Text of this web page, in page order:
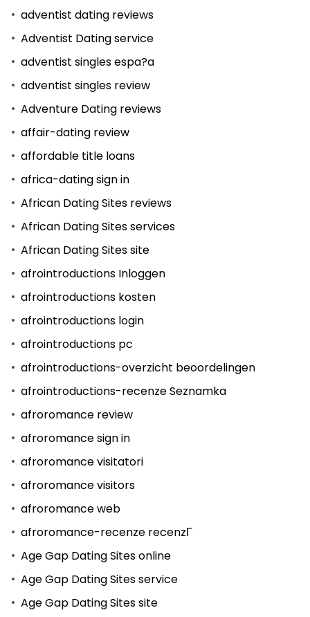
adventist dating reviews
Adventist Dating service
adventist singles espa?a
adventist singles review
Adventure Dating reviews
affair-dating review
affordable title loans
africa-dating sign in
African Dating Sites reviews
African Dating Sites services
African Dating Sites site
afrointroductions Inloggen
afrointroductions kosten
afrointroductions login
afrointroductions pc
afrointroductions-overzicht beoordelingen
afrointroductions-recenze Seznamka
afroromance review
afroromance sign in
afroromance visitatori
afroromance visitors
afroromance web
afroromance-recenze recenzГ­
Age Gap Dating Sites online
Age Gap Dating Sites service
Age Gap Dating Sites site